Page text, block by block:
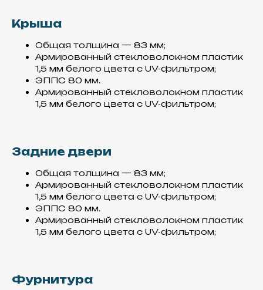
Крыша
Общая толщина — 83 мм;
Армированный стекловолокном пластик
1,5 мм белого цвета с UV-фильтром;
ЭППС 80 мм.
Армированный стекловолокном пластик
1,5 мм белого цвета с UV-фильтром;
Задние двери
Общая толщина — 83 мм;
Армированный стекловолокном пластик
1,5 мм белого цвета с UV-фильтром;
ЭППС 80 мм.
Армированный стекловолокном пластик
1,5 мм белого цвета с UV-фильтром;
Фурнитура
Все материалы использованные
Производство
Основа нашего
производства – сэндвич-
монолитными